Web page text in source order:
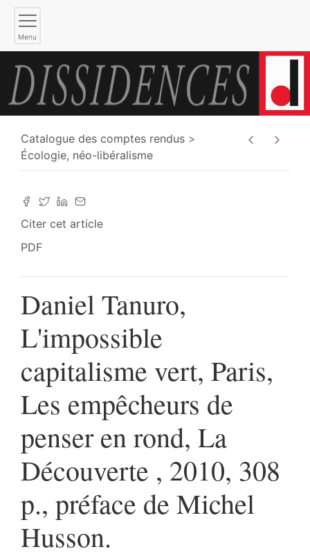
Menu
Catalogue des comptes rendus
Écologie, néo-libéralisme
Citer cet article
PDF
Daniel Tanuro,
L'impossible
capitalisme vert, Paris,
Les empêcheurs de
penser en rond, La
Découverte , 2010, 308
p., préface de Michel
Husson.